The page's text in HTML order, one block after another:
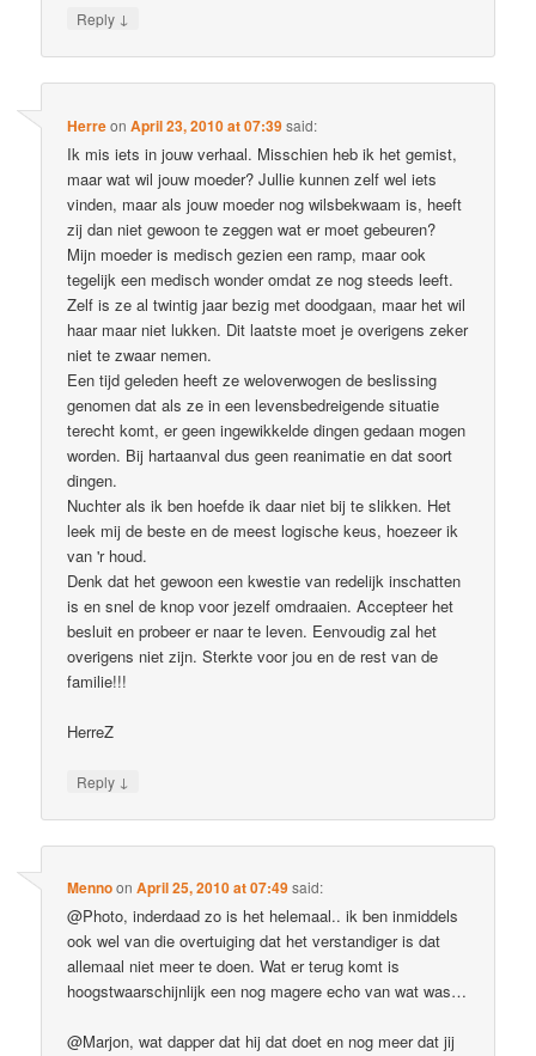
Reply ↓
HerreonApril 23, 2010 at 07:39said:
Ik mis iets in jouw verhaal. Misschien heb ik het gemist,
maar wat wil jouw moeder? Jullie kunnen zelf wel iets
vinden, maar als jouw moeder nog wilsbekwaam is, heeft
zij dan niet gewoon te zeggen wat er moet gebeuren?
Mijn moeder is medisch gezien een ramp, maar ook
tegelijk een medisch wonder omdat ze nog steeds leeft.
Zelf is ze al twintig jaar bezig met doodgaan, maar het wil
haar maar niet lukken. Dit laatste moet je overigens zeker
niet te zwaar nemen.
Een tijd geleden heeft ze weloverwogen de beslissing
genomen dat als ze in een levensbedreigende situatie
terecht komt, er geen ingewikkelde dingen gedaan mogen
worden. Bij hartaanval dus geen reanimatie en dat soort
dingen.
Nuchter als ik ben hoefde ik daar niet bij te slikken. Het
leek mij de beste en de meest logische keus, hoezeer ik
van 'r houd.
Denk dat het gewoon een kwestie van redelijk inschatten
is en snel de knop voor jezelf omdraaien. Accepteer het
besluit en probeer er naar te leven. Eenvoudig zal het
overigens niet zijn. Sterkte voor jou en de rest van de
familie!!!
HerreZ
Reply ↓
MennoonApril 25, 2010 at 07:49said:
@Photo, inderdaad zo is het helemaal.. ik ben inmiddels
ook wel van die overtuiging dat het verstandiger is dat
allemaal niet meer te doen. Wat er terug komt is
hoogstwaarschijnlijk een nog magere echo van wat was…
@Marjon, wat dapper dat hij dat doet en nog meer dat jij